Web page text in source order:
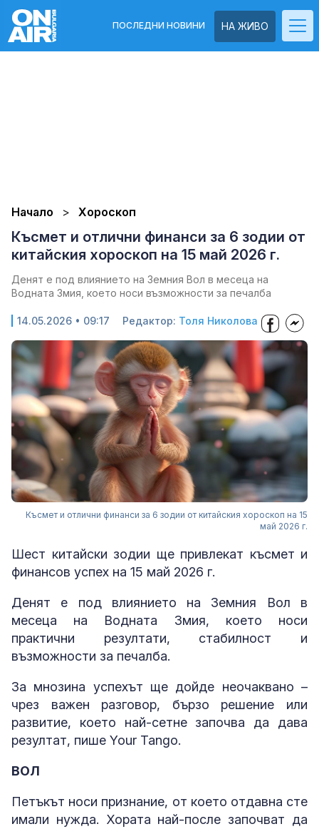
НА ЖИВО
ПОСЛЕДНИ НОВИНИ
Начало Хороскоп
Късмет и отлични финанси за 6 зодии от
китайския хороскоп на 15 май 2026 г.
Денят е под влиянието на Земния Вол в месеца на
Водната Змия, което носи възможности за печалба
14.05.2026 • 09:17 Редактор: Толя Николова
Късмет и отлични финанси за 6 зодии от китайския хороскоп на 15
май 2026 г.
Шест китайски зодии ще привлекат късмет и
финансов успех на 15 май 2026 г.
Денят е под влиянието на Земния Вол в
месеца на Водната Змия, което носи
практични резултати, стабилност и
възможности за печалба.
За мнозина успехът ще дойде неочаквано –
чрез важен разговор, бързо решение или
развитие, което най-сетне започва да дава
резултат, пише Your Tango.
ВОЛ
Петъкът носи признание, от което отдавна сте
имали нужда. Хората най-после започват да